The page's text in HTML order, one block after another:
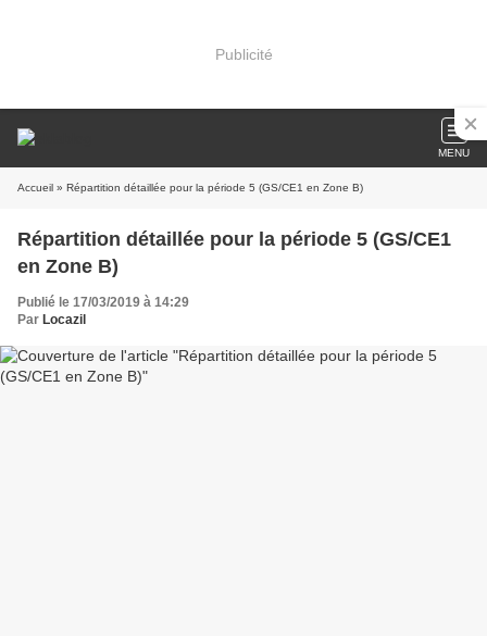
Publicité
MENU
Accueil » Répartition détaillée pour la période 5 (GS/CE1 en Zone B)
Répartition détaillée pour la période 5 (GS/CE1
en Zone B)
Publié le 17/03/2019 à 14:29
Par Locazil